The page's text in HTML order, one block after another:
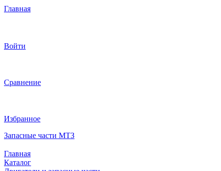
Главная
Войти
Сравнение
Избранное
Запасные части МТЗ
Главная
Каталог